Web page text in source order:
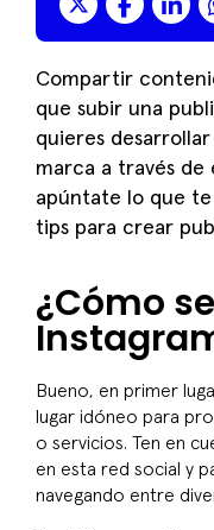
Compartir
que subir una
quieres
marca a través de
apúntate lo que te
tips para crear
¿Cómo
Bueno, en primer
lugar idóneo para
o servicios. Ten en
en esta red social y
navegando entre